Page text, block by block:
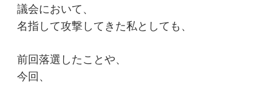
議会において、
名指して攻撃してきた私としても、
前回落選したことや、
今回、